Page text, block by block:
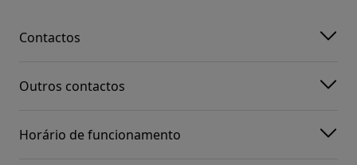
Contactos
Outros contactos
Horário de funcionamento